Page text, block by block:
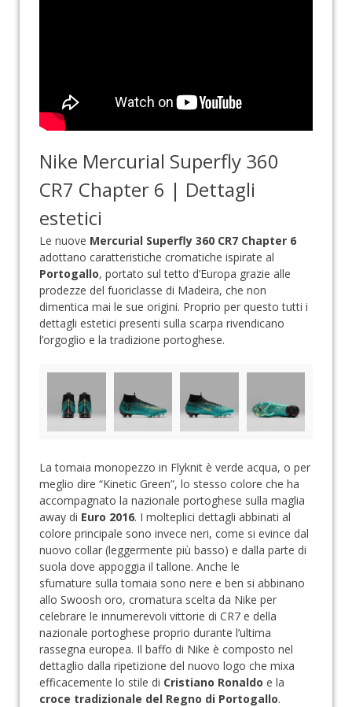
Nike Mercurial Superfly 360
CR7 Chapter 6 | Dettagli
estetici
Le nuove Mercurial Superfly 360 CR7 Chapter 6
adottano caratteristiche cromatiche ispirate al
Portogallo, portato sul tetto d’Europa grazie alle
prodezze del fuoriclasse di Madeira, che non
dimentica mai le sue origini. Proprio per questo tutti i
dettagli estetici presenti sulla scarpa rivendicano
l’orgoglio e la tradizione portoghese.
La tomaia monopezzo in Flyknit è verde acqua, o per
meglio dire “Kinetic Green”, lo stesso colore che ha
accompagnato la nazionale portoghese sulla maglia
away di Euro 2016. I molteplici dettagli abbinati al
colore principale sono invece neri, come si evince dal
nuovo collar (leggermente più basso) e dalla parte di
suola dove appoggia il tallone. Anche le
sfumature sulla tomaia sono nere e ben si abbinano
allo Swoosh oro, cromatura scelta da Nike per
celebrare le innumerevoli vittorie di CR7 e della
nazionale portoghese proprio durante l’ultima
rassegna europea. Il baffo di Nike è composto nel
dettaglio dalla ripetizione del nuovo logo che mixa
efficacemente lo stile di Cristiano Ronaldo e la
croce tradizionale del Regno di Portogallo.